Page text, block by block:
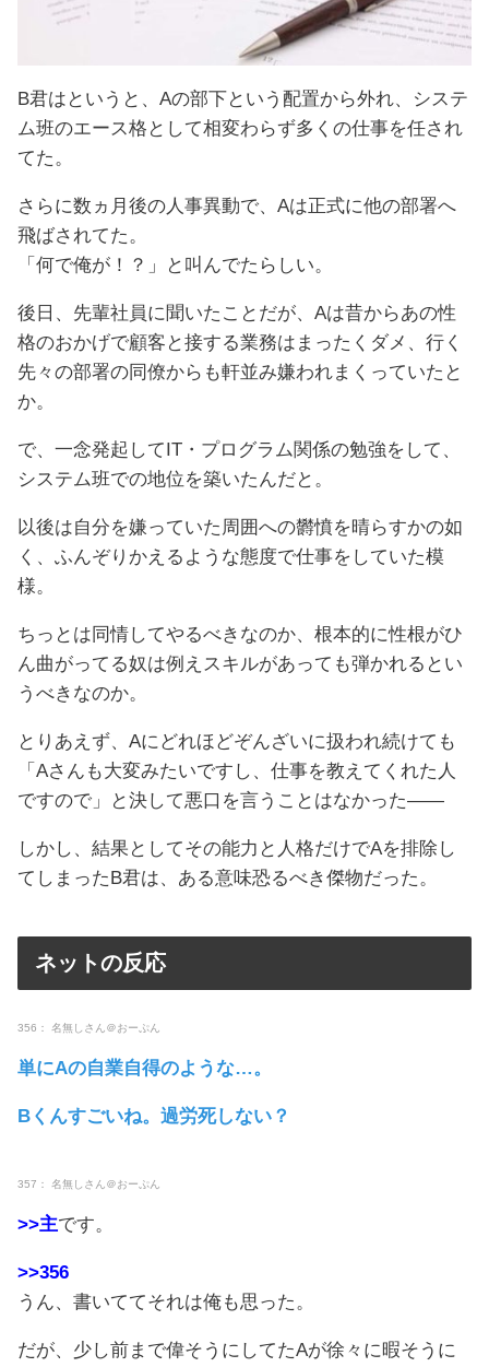
B君はというと、Aの部下という配置から外れ、システ
ム班のエース格として相変わらず多くの仕事を任され
てた。
さらに数ヵ月後の人事異動で、Aは正式に他の部署へ
飛ばされてた。
「何で俺が！？」と叫んでたらしい。
後日、先輩社員に聞いたことだが、Aは昔からあの性
格のおかげで顧客と接する業務はまったくダメ、行く
先々の部署の同僚からも軒並み嫌われまくっていたと
か。
で、一念発起してIT・プログラム関係の勉強をして、
システム班での地位を築いたんだと。
以後は自分を嫌っていた周囲への欝憤を晴らすかの如
く、ふんぞりかえるような態度で仕事をしていた模
様。
ちっとは同情してやるべきなのか、根本的に性根がひ
ん曲がってる奴は例えスキルがあっても弾かれるとい
うべきなのか。
とりあえず、Aにどれほどぞんざいに扱われ続けても
「Aさんも大変みたいですし、仕事を教えてくれた人
ですので」と決して悪口を言うことはなかった――
しかし、結果としてその能力と人格だけでAを排除し
てしまったB君は、ある意味恐るべき傑物だった。
ネットの反応
356： 名無しさん＠おーぷん
単にAの自業自得のような…。
Bくんすごいね。過労死しない？
357： 名無しさん＠おーぷん
>>主です。
>>356
うん、書いててそれは俺も思った。
だが、少し前まで偉そうにしてたAが徐々に暇そうに